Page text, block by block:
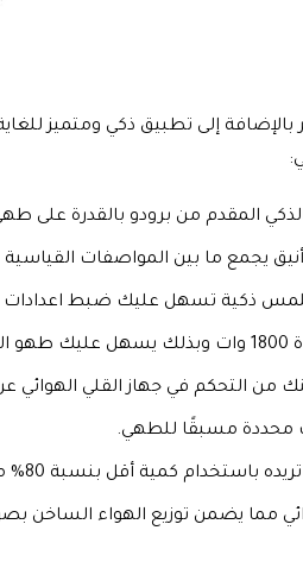
هوائيه كبيره بورودو 6 لتر بالإضافة
الذكي المقدم من برودو بالقدرة
ذكية تسهل عليك ضبط اعدادات
من التحكم في جهاز القلي الهوائي
محددة مسبقًا للطهي.
كمية أقل بنسبة 80% من استخدام الزيت.
مما يضمن توزيع الهواء